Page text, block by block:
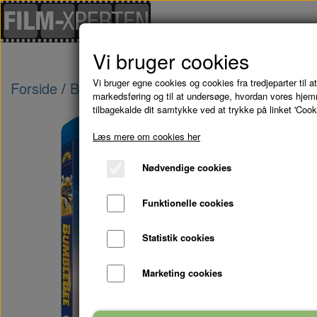
Forside Blu-Ray - kampagne tilbud
Vi bruger cookies
Vi bruger egne cookies og cookies fra tredjeparter til
markedsføring og til at undersøge, hvordan vores
tilbagekalde dit samtykke ved at trykke på linket
Læs mere om cookies her
Nødvendige cookies
Funktionelle cookies
Statistik cookies
Marketing cookies